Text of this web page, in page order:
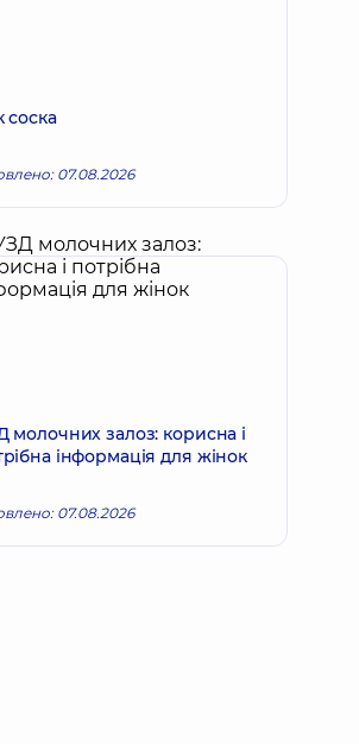
соска
07.08.2026
молочних залоз: корисна і
інформація для жінок
07.08.2026